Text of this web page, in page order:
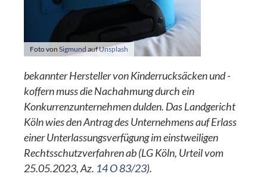
Foto vonSigmund aufUnsplash
bekannter Hersteller von Kinderrucksäcken und -
koffern muss die Nachahmung durch ein
Konkurrenzunternehmen dulden. Das Landgericht
Köln wies den Antrag des Unternehmens auf Erlass
einer Unterlassungsverfügung im einstweiligen
Rechtsschutzverfahren ab (LG Köln, Urteil vom
25.05.2023, Az. 14 O 83/23).